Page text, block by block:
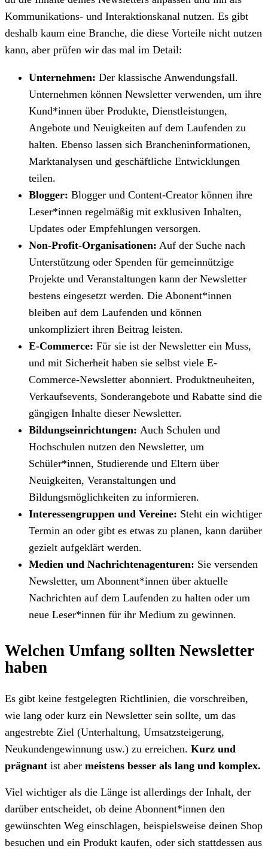
Kommunikations- und Interaktionskanal nutzen. Es gibt
deshalb kaum eine Branche, die diese Vorteile nicht nutzen
kann, aber prüfen wir das mal im Detail:
Unternehmen: Der klassische Anwendungsfall.
Unternehmen können Newsletter verwenden, um ihre
Kund*innen über Produkte, Dienstleistungen,
Angebote und Neuigkeiten auf dem Laufenden zu
halten. Ebenso lassen sich Brancheninformationen,
Marktanalysen und geschäftliche Entwicklungen
teilen.
Blogger: Blogger und Content-Creator können ihre
Leser*innen regelmäßig mit exklusiven Inhalten,
Updates oder Empfehlungen versorgen.
Non-Profit-Organisationen: Auf der Suche nach
Unterstützung oder Spenden für gemeinnützige
Projekte und Veranstaltungen kann der Newsletter
bestens eingesetzt werden. Die Abonent*innen
bleiben auf dem Laufenden und können
unkompliziert ihren Beitrag leisten.
E-Commerce: Für sie ist der Newsletter ein Muss,
und mit Sicherheit haben sie selbst viele E-
Commerce-Newsletter abonniert. Produktneuheiten,
Verkaufsevents, Sonderangebote und Rabatte sind die
gängigen Inhalte dieser Newsletter.
Bildungseinrichtungen: Auch Schulen und
Hochschulen nutzen den Newsletter, um
Schüler*innen, Studierende und Eltern über
Neuigkeiten, Veranstaltungen und
Bildungsmöglichkeiten zu informieren.
Interessengruppen und Vereine: Steht ein wichtiger
Termin an oder gibt es etwas zu planen, kann darüber
gezielt aufgeklärt werden.
Medien und Nachrichtenagenturen: Sie versenden
Newsletter, um Abonnent*innen über aktuelle
Nachrichten auf dem Laufenden zu halten oder um
neue Leser*innen für ihr Medium zu gewinnen.
Welchen Umfang sollten Newsletter
haben
Es gibt keine festgelegten Richtlinien, die vorschreiben,
wie lang oder kurz ein Newsletter sein sollte, um das
angestrebte Ziel (Unterhaltung, Umsatzsteigerung,
Neukundengewinnung usw.) zu erreichen. Kurz und
prägnant ist aber meistens besser als lang und komplex.
Viel wichtiger als die Länge ist allerdings der Inhalt, der
darüber entscheidet, ob deine Abonnent*innen den
gewünschten Weg einschlagen, beispielsweise deinen Shop
besuchen und ein Produkt kaufen, oder sich stattdessen aus